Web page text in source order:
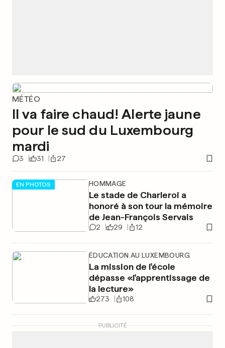
MÉTÉO
Il va faire chaud! Alerte jaune
pour le sud du Luxembourg
mardi
3 31 27
EN PHOTOS HOMMAGE
Le stade de Charleroi a
honoré à son tour la mémoire
de Jean-François Servais
2 29 12
ÉDUCATION AU LUXEMBOURG
La mission de l'école
dépasse «l'apprentissage de
la lecture»
273 108
PUBLICITÉ